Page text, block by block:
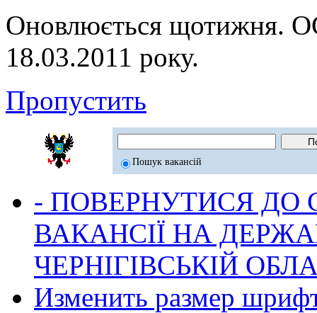
Оновлюється
18.03.2011 року.
Пропустить
Пошук вакансій
- ПОВЕРНУТИСЯ ДО
ВАКАНСІЇ НА
ЧЕРНІГІВСЬКІЙ
Изменить размер